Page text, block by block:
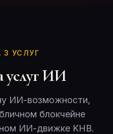
3 УСЛУГ
услуг ИИ
ИИ-возможности,
блокчейне
ИИ-движке KHB.